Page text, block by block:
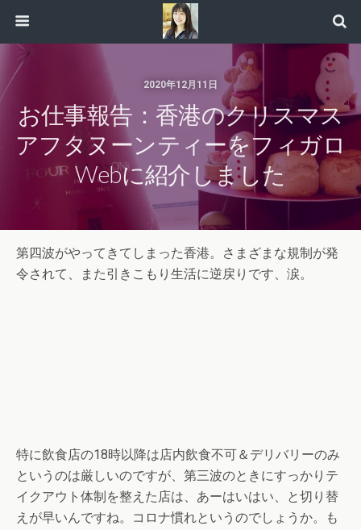
2020年12月11日
お仕事報告：香港のクリスマス
アフタヌーンティーをフィガロ
Webに紹介しました
第四波がやってきてしまった香港。さまざまな規制が発
令されて、また引きこもり生活に逆戻りです、涙。
特に飲食店の18時以降は店内飲食不可＆デリバリーのみ
というのは厳しいのですが、第三波のときにすっかりテ
イクアウト体制を整えた店は、あーはいはい、と切り替
えが早いんですね。コロナ慣れというのでしょうか。も